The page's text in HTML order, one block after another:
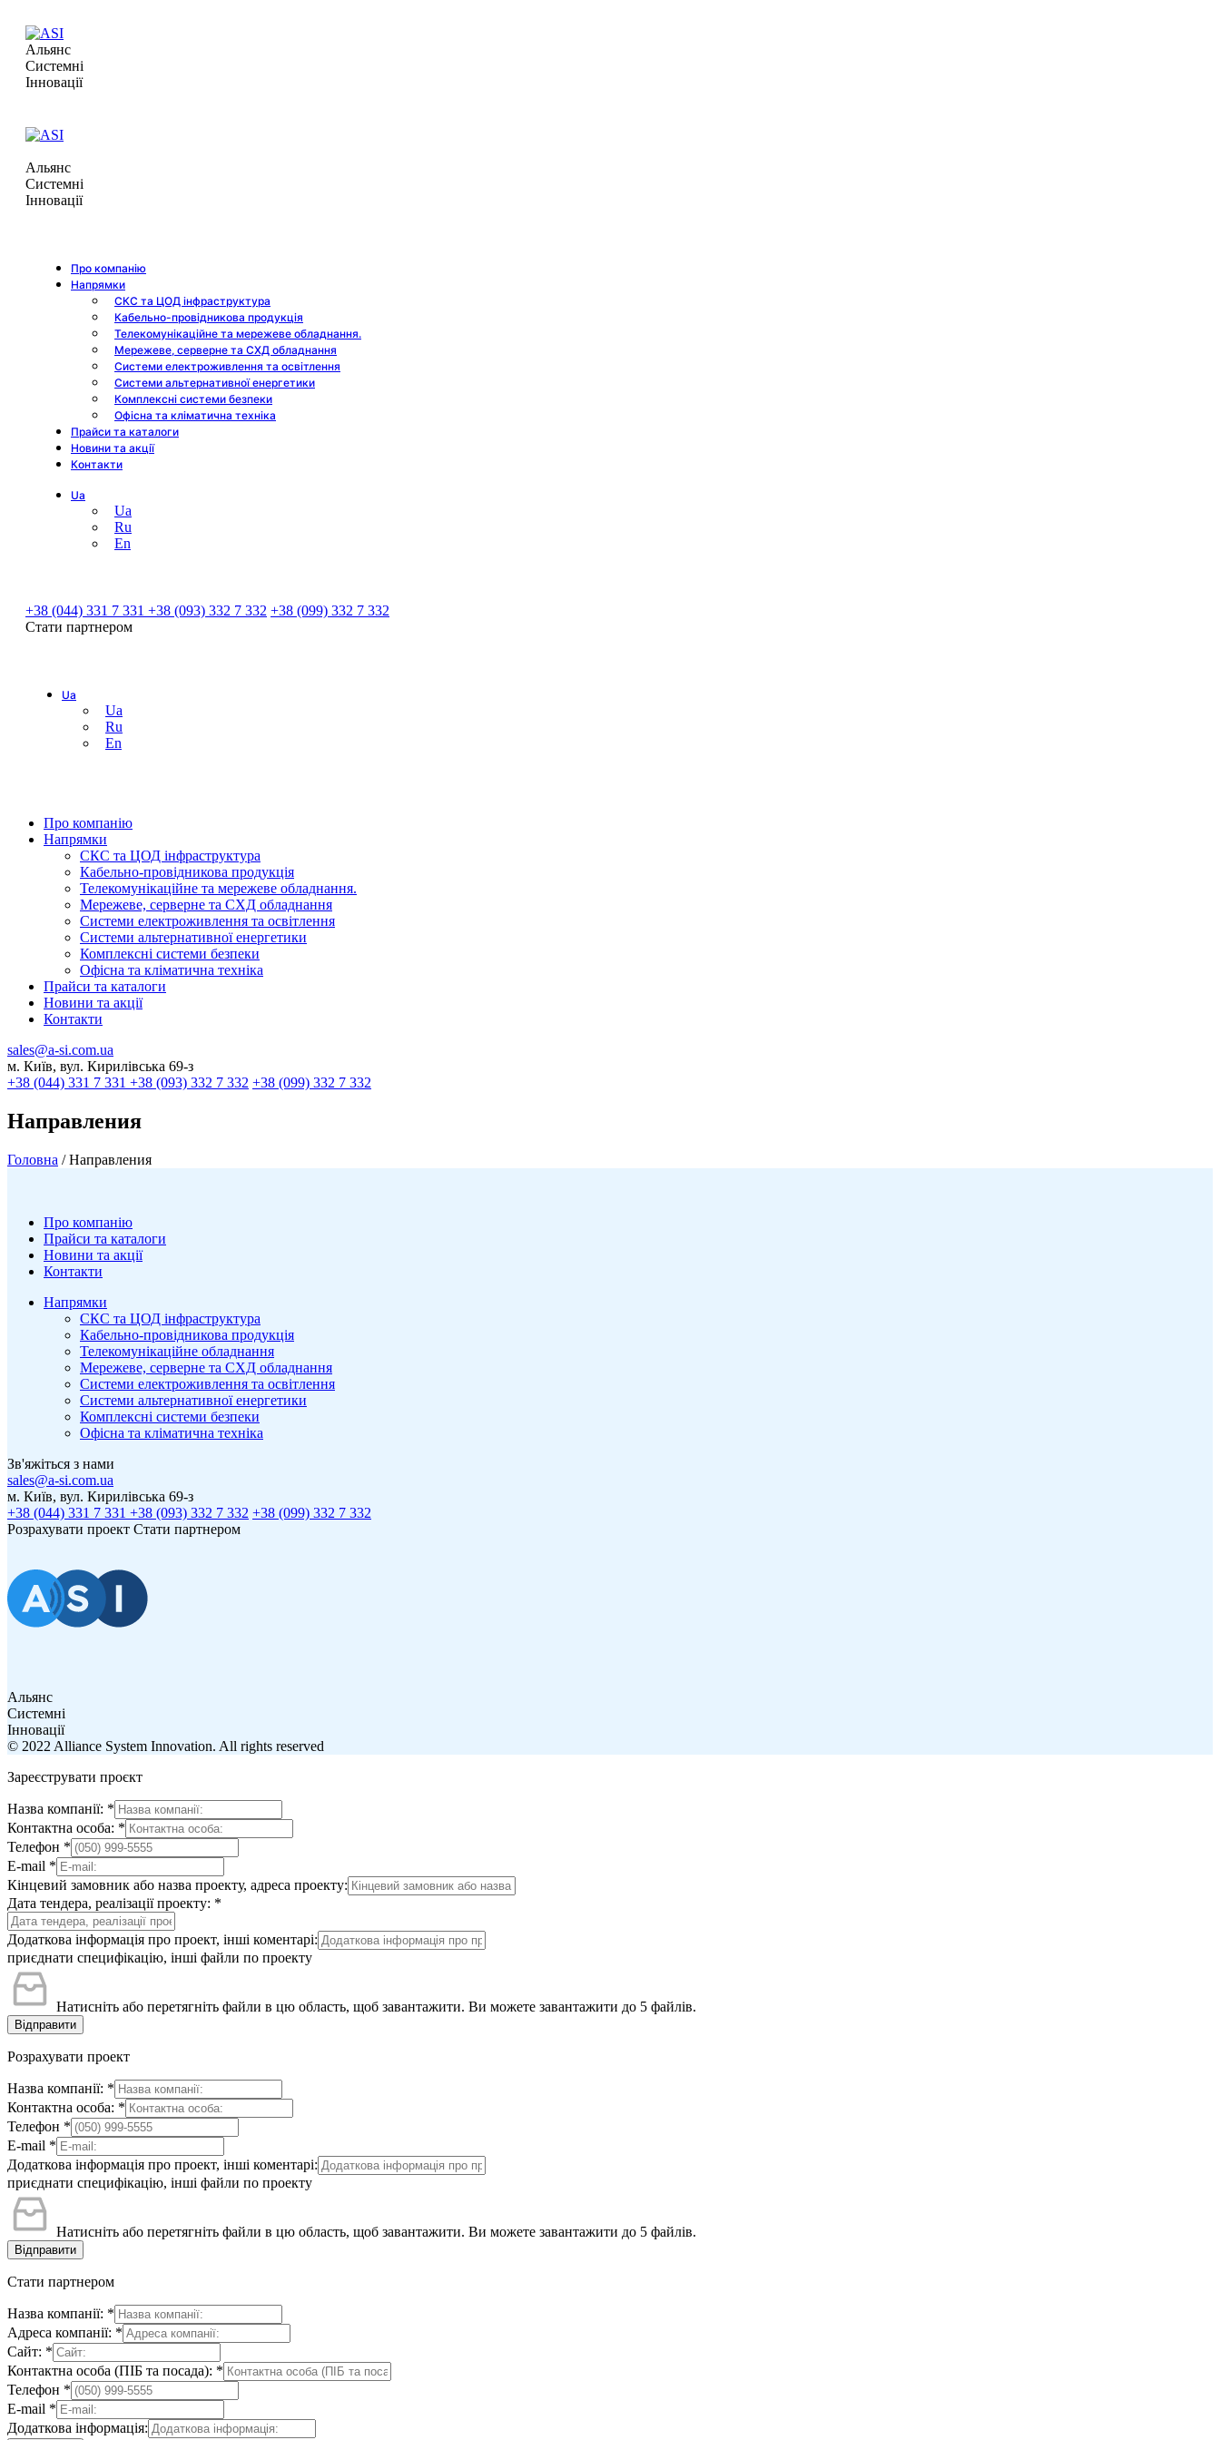
Альянс
Системні
Інновації
Альянс
Системні
Інновації
Про компанію
Напрямки
СКС та ЦОД інфраструктура
Кабельно-провідникова продукція
Телекомунікаційне та мережеве обладнання.
Мережеве, серверне та СХД обладнання
Системи електроживлення та освітлення
Системи альтернативної енергетики
Комплексні системи безпеки
Офісна та кліматична техніка
Прайси та каталоги
Новини та акції
Контакти
Ua
Ua
Ru
En
+38 (044) 331 7 331 +38 (093) 332 7 332 +38 (099) 332 7 332
Стати партнером
Ua
Ua
Ru
En
Про компанію
Напрямки
СКС та ЦОД інфраструктура
Кабельно-провідникова продукція
Телекомунікаційне та мережеве обладнання.
Мережеве, серверне та СХД обладнання
Системи електроживлення та освітлення
Системи альтернативної енергетики
Комплексні системи безпеки
Офісна та кліматична техніка
Прайси та каталоги
Новини та акції
Контакти
sales@a-si.com.ua
м. Київ, вул. Кирилівська 69-з
+38 (044) 331 7 331 +38 (093) 332 7 332 +38 (099) 332 7 332
Направления
Головна /Направления
Про компанію
Прайси та каталоги
Новини та акції
Контакти
Напрямки
СКС та ЦОД інфраструктура
Кабельно-провідникова продукція
Телекомунікаційне обладнання
Мережеве, серверне та СХД обладнання
Системи електроживлення та освітлення
Системи альтернативної енергетики
Комплексні системи безпеки
Офісна та кліматична техніка
Зв'яжіться з нами
sales@a-si.com.ua
м. Київ, вул. Кирилівська 69-з
+38 (044) 331 7 331 +38 (093) 332 7 332 +38 (099) 332 7 332
Розрахувати проект Стати партнером
Альянс
Системні
Інновації
© 2022 Alliance System Innovation. All rights reserved
Зареєструвати проєкт
Назва компанії: *
Контактна особа: *
Телефон *
E-mail *
Кінцевий замовник або назва проекту, адреса проекту:
Дата тендера, реалізації проекту: *
Додаткова інформація про проект, інші коментарі:
приєднати специфікацію, інші файли по проекту
Натисніть або перетягніть файли в цю область, щоб завантажити. Ви можете завантажити до 5 файлів.
Відправити
Розрахувати проект
Назва компанії: *
Контактна особа: *
Телефон *
E-mail *
Додаткова інформація про проект, інші коментарі:
приєднати специфікацію, інші файли по проекту
Натисніть або перетягніть файли в цю область, щоб завантажити. Ви можете завантажити до 5 файлів.
Відправити
Стати партнером
Назва компанії: *
Адреса компанії: *
Сайт: *
Контактна особа (ПІБ та посада): *
Телефон *
E-mail *
Додаткова інформація: